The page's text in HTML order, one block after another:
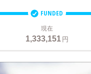
FUNDED
現在
1,333,151円